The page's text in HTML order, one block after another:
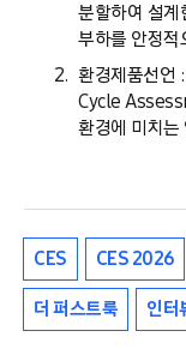
분할하여 설
부하를 안정
환경제품선언
Cycle
환경에 미치
CES CES 2026
더 퍼스트룩 인터